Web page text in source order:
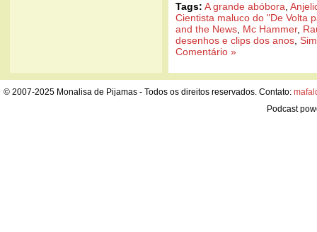
Tags: A grande abóbora
Cientista maluco do "De Volta
and the News Mc Hammer,
desenhos e clips dos anos
Comentário »
© 2007-2025 Monalisa de Pijamas - Todos os direitos reservados. Contato:
Podcast